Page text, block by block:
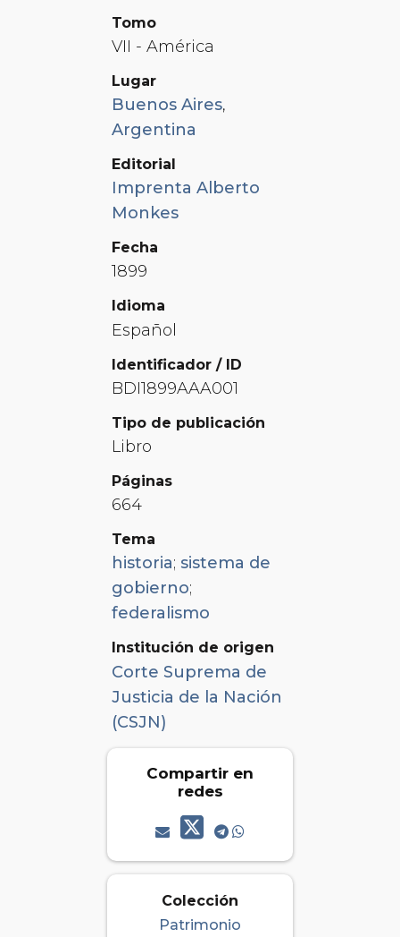
Tomo
VII - América
Lugar
Buenos Aires,
Argentina
Editorial
Imprenta Alberto
Monkes
Fecha
1899
Idioma
Español
Identificador / ID
BDI1899AAA001
Tipo de publicación
Libro
Páginas
664
Tema
historia; sistema de
gobierno;
federalismo
Institución de origen
Corte Suprema de
Justicia de la Nación
(CSJN)
Compartir en
redes
Colección
Patrimonio